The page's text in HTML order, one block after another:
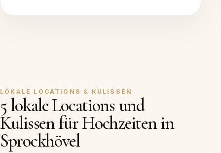
LOKALE LOCATIONS & KULISSEN
5 lokale Locations und
Kulissen für Hochzeiten in
Sprockhövel